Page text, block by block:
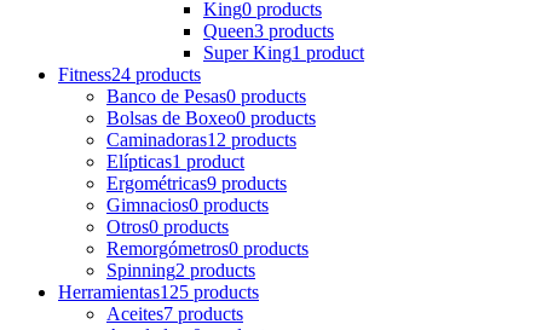
King0 products
Queen3 products
Super King1 product
Fitness24 products
Banco de Pesas0 products
Bolsas de Boxeo0 products
Caminadoras12 products
Elípticas1 product
Ergométricas9 products
Gimnacios0 products
Otros0 products
Remorgómetros0 products
Spinning2 products
Herramientas125 products
Aceites7 products